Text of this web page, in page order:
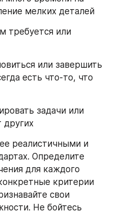
мелких деталей
требуется или
или завершить
есть что-то, что
задачи или
реалистичными и
Определите
для каждого
критерии
свои
Не бойтесь